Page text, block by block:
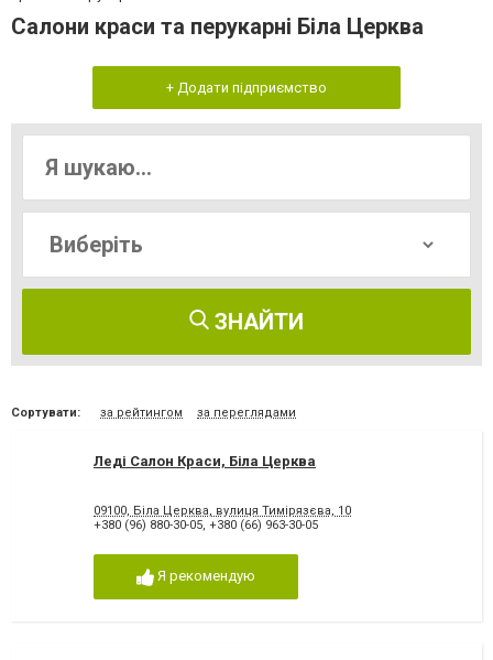
Салони краси та перукарні Біла Церква
+ Додати підприємство
ЗНАЙТИ
Сортувати: за рейтингом за переглядами
Леді Салон Краси, Біла Церква
09100, Біла Церква, вулиця Тимірязєва, 10
+380 (96) 880-30-05, +380 (66) 963-30-05
Я рекомендую